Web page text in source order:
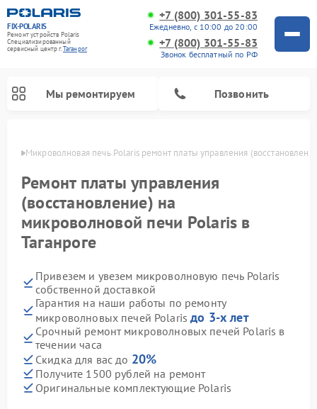
FIX-POLARIS
Ремонт устройств Polaris
Специализированный
cервисный центр г.Таганрог
+7 (800) 301-55-83
Ежедневно, с 10:00 до 20:00
+7 (800) 301-55-83
Звонок бесплатный по РФ
Мы ремонтируем Позвонить
Микроволновая печь Polaris ремонт платы управления
Ремонт платы управления
(восстановление) на
микроволновой печи Polaris в
Таганроге
Привезем и увезем микроволновую печь Polaris
собственной доставкой
Гарантия на наши работы по ремонту
микроволновых печей Polarisдо 3-х лет
Срочный ремонт микроволновых печей Polaris в
течении часа
Скидка для вас до 20%
Получите 1500 рублей на ремонт
Оригинальные комплектующие Polaris